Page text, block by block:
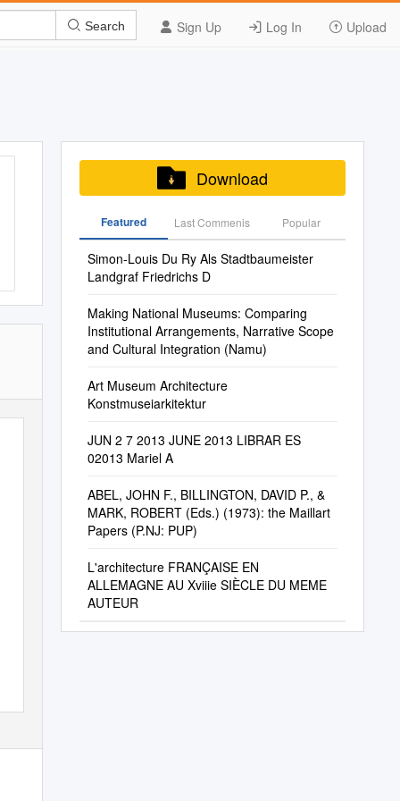
Sign Up Log In Upload
Search
Download
Featured Last Commenis Popular
Simon-Louis Du Ry Als Stadtbaumeister
Landgraf Friedrichs D
Making National Museums: Comparing
Institutional Arrangements, Narrative Scope
and Cultural Integration (Namu)
Art Museum Architecture
Konstmuseiarkitektur
JUN 2 7 2013 JUNE 2013 LIBRAR ES
02013 Mariel A
ABEL, JOHN F., BILLINGTON, DAVID P., &
MARK, ROBERT (Eds.) (1973): the Maillart
Papers (P.NJ: PUP)
L'architecture FRANÇAISE EN
ALLEMAGNE AU Xviiie SIÈCLE DU MEME
AUTEUR